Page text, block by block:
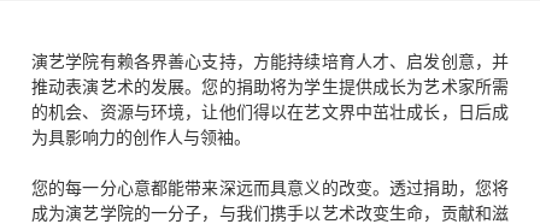
演艺学院有赖各界善心支持，方能持续培育人才、启发创意，并
推动表演艺术的发展。您的捐助将为学生提供成长为艺术家所需
的机会、资源与环境，让他们得以在艺文界中茁壮成长，日后成
为具影响力的创作人与领袖。
您的每一分心意都能带来深远而具意义的改变。透过捐助，您将
成为演艺学院的一分子，与我们携手以艺术改变生命，贡献和滋